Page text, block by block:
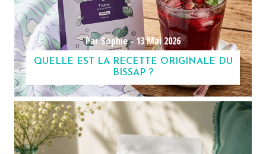
Par Sophie -13 Mai 2026
QUELLE EST LA RECETTE ORIGINALE DU
BISSAP ?